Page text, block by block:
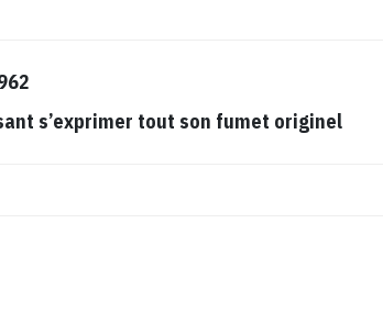
s’exprimer tout son fumet originel